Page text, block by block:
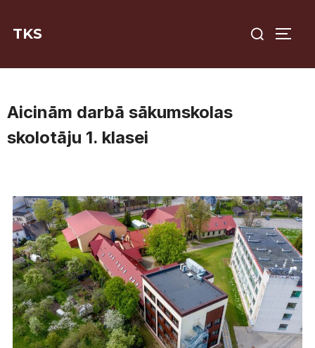
TKS
for:
Aicinām darbā sākumskolas
skolotāju 1. klasei